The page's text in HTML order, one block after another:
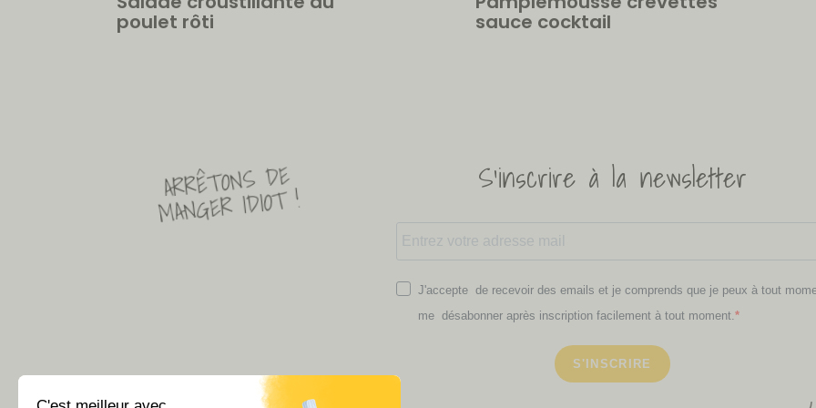
poulet rôti sauce cocktail
ARRÊTONS DE
MANGER IDIOT !
S'inscrire à la newsletter
J'accepte de recevoir des emails et je comprends que je peux à tout
me désabonner après inscription facilement à tout moment.
S'INSCRIRE